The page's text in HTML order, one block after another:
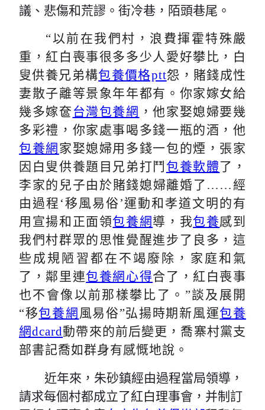
議、悲傷和荒謬。街冷巷，陌頭巷尾。
“以前在我們村，浪費揮霍特殊嚴
重，紅白喪事很多多少人愛好攀比，白
叟供養兄弟構包養價格ptt怨，賭錢成性
妻散子離等景象年年都有。你家嫁女給
幾多嫁奩 台灣包養網 ，他家娶媳婦要幾
多彩禮，你家處事喝多錢一瓶的酒，他
包養網 家娶媳婦用多錢一包的煙，張家
因白叟供養題目兄弟打鬥 包養軟體了，
李家的兒子由於賭錢媳婦離婚了 ……經
由過程 ‘移風易俗’運動和孝道文明的有
用宣揚和正面領包養網導，我包養感到
我們村群眾的思惟覺醒進步了良多，這
些成規陋習都在不竭廢除，家庭和氣
了，鄰里連包養網心得合了，紅白喪事
也不會像以前那樣攀比了。 ”談及展開
“移包養網 風易俗”弘揚時期新風運包養
網dcard動帶來的前后變更，喬寨村黨支
部書記喬如群身有感慨地說。
近年來，朱砂鎮經由過程當局領導，
請求每個村都成立了紅白理事會，并制訂